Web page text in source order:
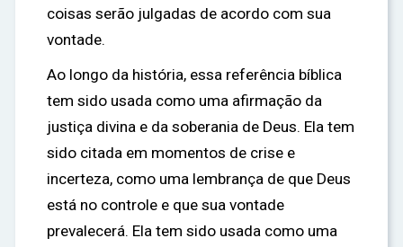
coisas serão julgadas de acordo com sua
vontade.
Ao longo da história, essa referência bíblica
tem sido usada como uma afirmação da
justiça divina e da soberania de Deus. Ela tem
sido citada em momentos de crise e
incerteza, como uma lembrança de que Deus
está no controle e que sua vontade
prevalecerá. Ela tem sido usada como uma